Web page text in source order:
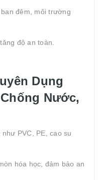
đêm, môi trường
độ an toàn.
Dụng
Nước,
PVC, PE, cao su
hóa học, đảm bảo an